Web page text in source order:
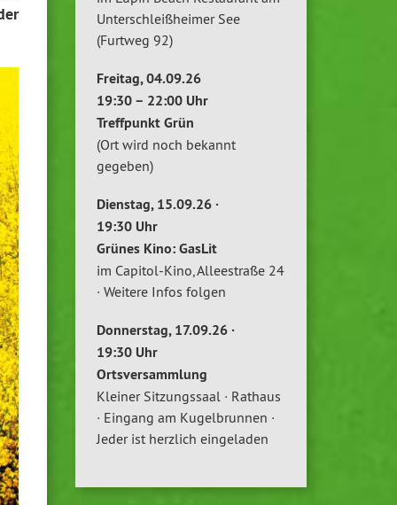
Unterschleißheimer See
(Furtweg 92)
Freitag, 04.09.26
19:30 – 22:00 Uhr
Treffpunkt Grün
(Ort wird noch bekannt
gegeben)
Dienstag, 15.09.26 ·
19:30 Uhr
Grünes Kino: GasLit
im Capitol-Kino, Alleestraße 24
· Weitere Infos folgen
Donnerstag, 17.09.26 ·
19:30 Uhr
Ortsversammlung
Kleiner Sitzungssaal · Rathaus
· Eingang am Kugelbrunnen ·
Jeder ist herzlich eingeladen